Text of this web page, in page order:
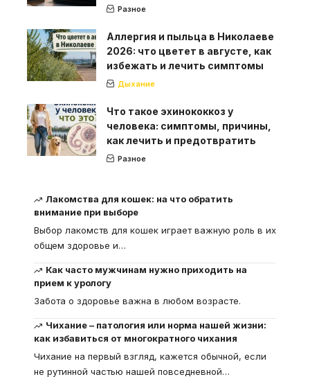
Разное
Аллергия и пыльца в Николаеве
2026: что цветет в августе, как
избежать и лечить симптомы
Дыхание
Что такое эхинококкоз у
человека: симптомы, причины,
как лечить и предотвратить
Разное
Лакомства для кошек: на что обратить
внимание при выборе
Выбор лакомств для кошек играет важную роль в их
общем здоровье и…
Как часто мужчинам нужно приходить на
прием к урологу
Забота о здоровье важна в любом возрасте.
Чихание – патология или норма нашей жизни:
как избавиться от многократного чихания
Чихание на первый взгляд, кажется обычной, если
не рутинной частью нашей повседневной…